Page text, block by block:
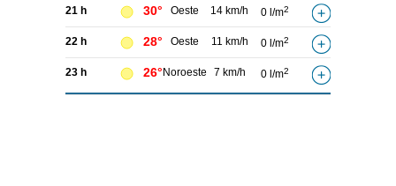
21 h 30° Oeste 14 km/h 0 l/m2
22 h 28° Oeste 11 km/h 0 l/m2
23 h 26° Noroeste 7 km/h 0 l/m2